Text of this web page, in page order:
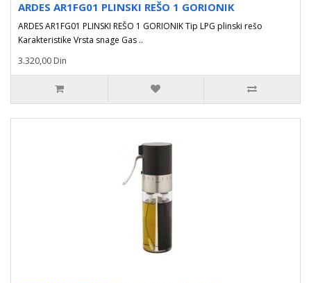
ARDES AR1FG01 PLINSKI REŠO 1 GORIONIK
ARDES AR1FG01 PLINSKI REŠO 1 GORIONIK Tip LPG plinski rešo
Karakteristike Vrsta snage Gas ..
3.320,00 Din